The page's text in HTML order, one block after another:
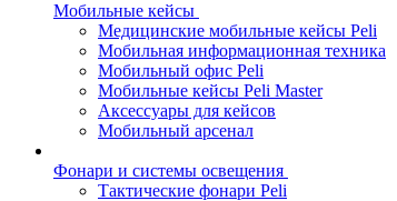
Мобильные кейсы
Медицинские мобильные кейсы Peli
Мобильная информационная техника
Мобильный офис Peli
Мобильные кейсы Peli Master
Аксессуары для кейсов
Мобильный арсенал
Фонари и системы освещения
Тактические фонари Peli